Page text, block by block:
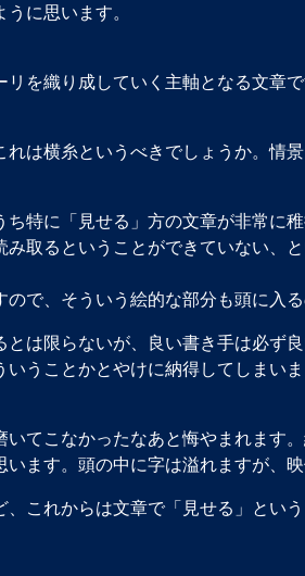
に思います。
を織り成していく主軸となる文章
は横糸というべきでしょうか。情
特に「見せる」方の文章が非常に
取るということができていない、
で、そういう絵的な部分も頭に入
は限らないが、良い書き手は必ず
うことかとやけに納得してしまいま
てこなかったなあと悔やまれます
ます。頭の中に字は溢れますが、
これからは文章で「見せる」とい